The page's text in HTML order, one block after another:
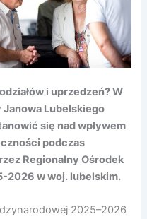
i uprzedzeń? W
Lubelskiego
się nad wpływem
podczas
Regionalny Ośrodek
2026 w woj. lubelskim.
2025–2026